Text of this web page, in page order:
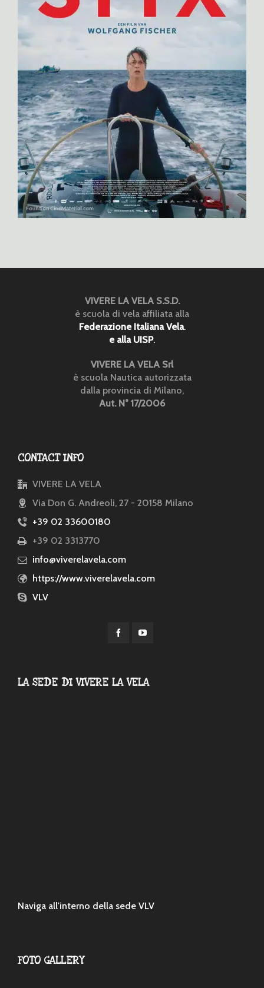
VIVERE LA VELA S.S.D.
è scuola di vela affiliata alla
Federazione Italiana Vela.
e alla UISP.
VIVERE LA VELA Srl
è scuola Nautica autorizzata
dalla provincia di Milano,
Aut. N° 17/2006
CONTACT INFO
VIVERE LA VELA
Via Don G. Andreoli, 27 - 20158 Milano
+39 02 33600180
+39 02 3313770
info@viverelavela.com
https://www.viverelavela.com
VLV
LA SEDE DI VIVERE LA VELA
Naviga all'interno della sede VLV
FOTO GALLERY